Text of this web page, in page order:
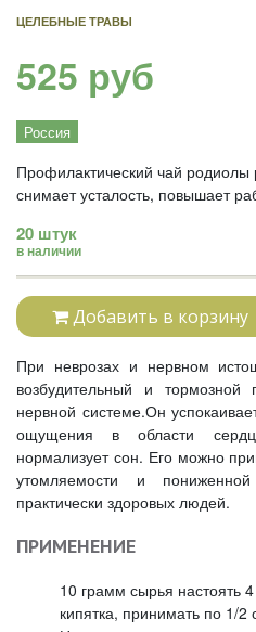
ЦЕЛЕБНЫЕ ТРАВЫ
525 руб
Россия
Профилактический чай родиолы
снимает усталость, повышает
20 штук
в наличии
Добавить в корзину
При неврозах и нервном
возбудительный и тормозной
нервной системе.Он
ощущения в области
нормализует сон. Его можно
утомляемости и
практически здоровых людей.
ПРИМЕНЕНИЕ
10 грамм сырья настоять
кипятка, принимать по 1/2